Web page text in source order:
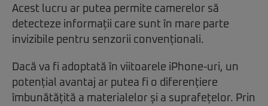
Acest lucru ar putea permite camerelor să
detecteze informații care sunt în mare parte
invizibile pentru senzorii convenționali.
Dacă va fi adoptată în viitoarele iPhone-uri, un
potențial avantaj ar putea fi o diferențiere
îmbunătățită a materialelor și a suprafețelor. Prin